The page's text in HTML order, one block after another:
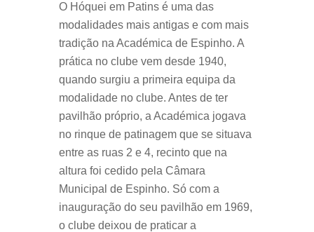
O Hóquei em Patins é uma das
modalidades mais antigas e com mais
tradição na Académica de Espinho. A
prática no clube vem desde 1940,
quando surgiu a primeira equipa da
modalidade no clube. Antes de ter
pavilhão próprio, a Académica jogava
no rinque de patinagem que se situava
entre as ruas 2 e 4, recinto que na
altura foi cedido pela Câmara
Municipal de Espinho. Só com a
inauguração do seu pavilhão em 1969,
o clube deixou de praticar a